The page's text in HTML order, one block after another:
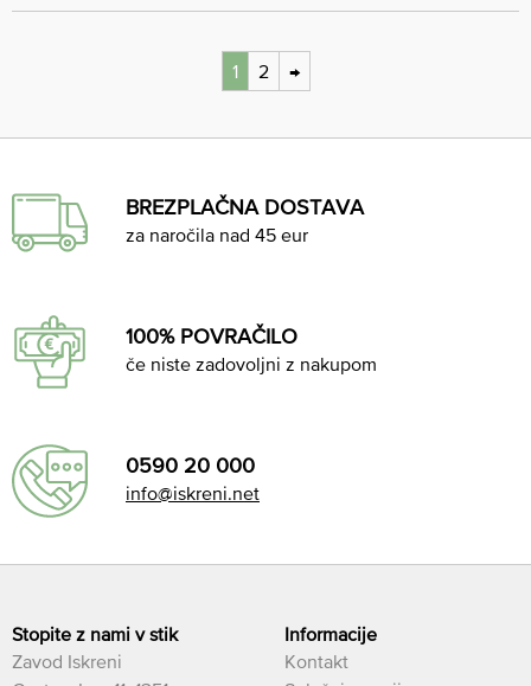
1 2 →
BREZPLAČNA DOSTAVA
za naročila nad 45 eur
100% POVRAČILO
če niste zadovoljni z nakupom
0590 20 000
info@iskreni.net
Stopite z nami v stik
Zavod Iskreni
Informacije
Kontakt